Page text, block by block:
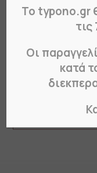
κάρτες 300gr
velvet,
μια ή δύο όψεις
100 τεμ)
Το typono.gr
Οι
κατά